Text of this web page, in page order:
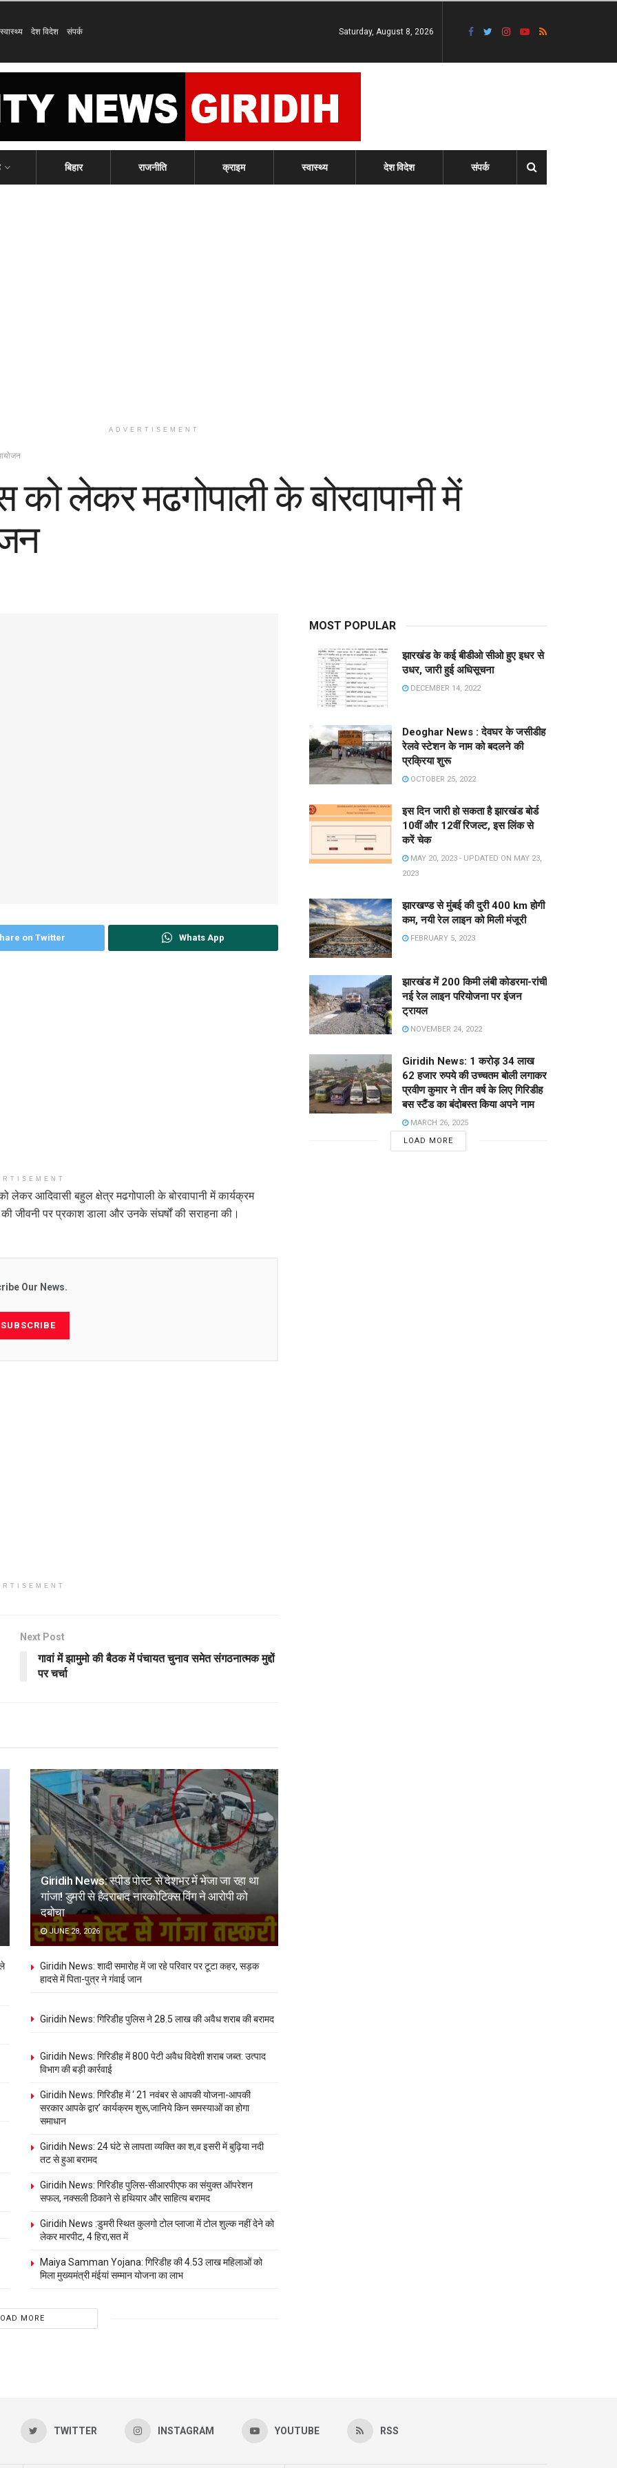
स्वास्थ्य देश विदेश संपर्क Saturday, August 8, 2026
बिहार राजनीति क्राइम स्वास्थ्य देश विदेश संपर्क
ADVERTISEMENT
को लेकर मढगोपाली के बोरवापानी में
on Twitter Whats App
आदिवासी बहुल क्षेत्र मढगोपाली के बोरवापानी में कार्यक्रम
जीवनी पर प्रकाश डाला और उनके संघर्षों की सराहना की।
Our News.
SUBSCRIBE
Next Post
गावां में झामुमो की बैठक में पंचायत चुनाव समेत संगठनात्मक मुद्दों
पर चर्चा
Giridih News: स्पीड पोस्ट से देशभर में भेजा जा रहा था
गांजा! डुमरी से हैदराबाद नारकोटिक्स विंग ने आरोपी को
दबोचा
JUNE 28, 2026
Giridih News: शादी समारोह में जा रहे परिवार पर टूटा कहर, सड़क
हादसे में पिता-पुत्र ने गंवाई जान
Giridih News: गिरिडीह पुलिस ने 28.5 लाख की अवैध शराब की बरामद
Giridih News: गिरिडीह में 800 पेटी अवैध विदेशी शराब जब्त: उत्पाद
विभाग की बड़ी कार्रवाई
Giridih News: गिरिडीह में ‘ 21 नवंबर से आपकी योजना-आपकी
सरकार आपके द्वार’ कार्यक्रम शुरू,जानिये किन समस्याओं का होगा
समाधान
Giridih News: 24 घंटे से लापता व्यक्ति का श,व इसरी में बुढ़िया नदी
तट से हुआ बरामद
Giridih News: गिरिडीह पुलिस-सीआरपीएफ का संयुक्त ऑपरेशन
सफल, नक्सली ठिकाने से हथियार और साहित्य बरामद
Giridih News :डुमरी स्थित कुलगो टोल प्लाजा में टोल शुल्क नहीं देने को
लेकर मारपीट, 4 हिरा,सत में
Maiya Samman Yojana: गिरिडीह की 4.53 लाख महिलाओं को
मिला मुख्यमंत्री मंईयां सम्मान योजना का लाभ
MORE
MOST POPULAR
झारखंड के कई बीडीओ सीओ हुए इधर से
उधर, जारी हुई अधिसूचना
DECEMBER 14, 2022
Deoghar News : देवघर के जसीडीह
रेलवे स्टेशन के नाम को बदलने की
प्रक्रिया शुरू
OCTOBER 25, 2022
इस दिन जारी हो सकता है झारखंड बोर्ड
10वीं और 12वीं रिजल्ट, इस लिंक से
करें चेक
MAY 20, 2023 - UPDATED ON MAY 23,
2023
झारखण्ड से मुंबई की दुरी 400 km होगी
कम, नयी रेल लाइन को मिली मंजूरी
FEBRUARY 5, 2023
झारखंड में 200 किमी लंबी कोडरमा-रांची
नई रेल लाइन परियोजना पर इंजन
ट्रायल
NOVEMBER 24, 2022
Giridih News: 1 करोड़ 34 लाख
62 हजार रुपये की उच्चतम बोली लगाकर
प्रवीण कुमार ने तीन वर्ष के लिए गिरिडीह
बस स्टैंड का बंदोबस्त किया अपने नाम
MARCH 26, 2025
LOAD MORE
TWITTER INSTAGRAM YOUTUBE RSS